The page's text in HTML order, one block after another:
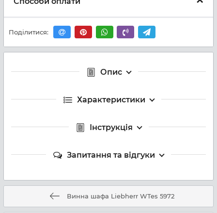
Поділитися:
Опис
Характеристики
Інструкція
Запитання та відгуки
Винна шафа Liebherr WTes 5972